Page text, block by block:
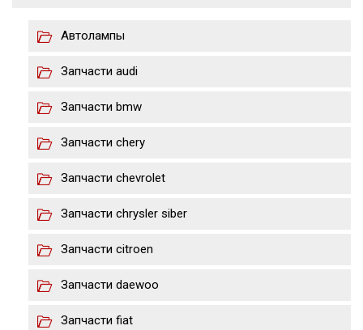
Автолампы
Запчасти audi
Запчасти bmw
Запчасти chery
Запчасти chevrolet
Запчасти chrysler siber
Запчасти citroen
Запчасти daewoo
Запчасти fiat